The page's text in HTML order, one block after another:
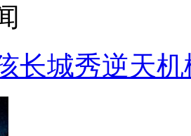
长城秀逆天机